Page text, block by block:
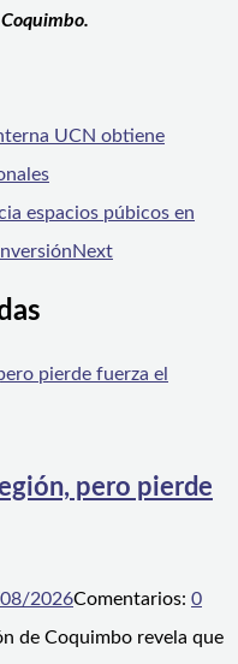
UCN obtiene
espacios púbicos en
Next
pero pierde
2026Comentarios: 0
de Coquimbo revela que